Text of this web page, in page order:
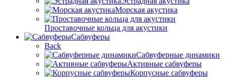
Морская акустика
Проставочные кольца для акустики
Сабвуферы
Back
Сабвуферные динамики
Активные сабвуферы
Корпусные сабвуферы